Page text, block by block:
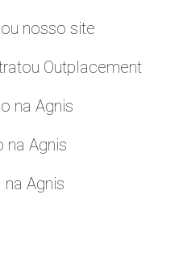
nosso site
Outplacement
na Agnis
na Agnis
Agnis